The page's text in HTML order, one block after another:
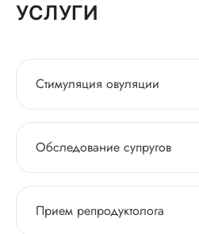
УСЛУГИ
Стимуляция овуляции
Обследование супругов
Прием репродуктолога